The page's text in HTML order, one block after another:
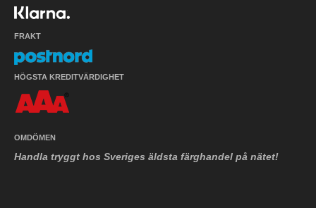
FRAKT
HÖGSTA KREDITVÄRDIGHET
OMDÖMEN
Handla tryggt hos Sveriges äldsta färghandel på nätet!